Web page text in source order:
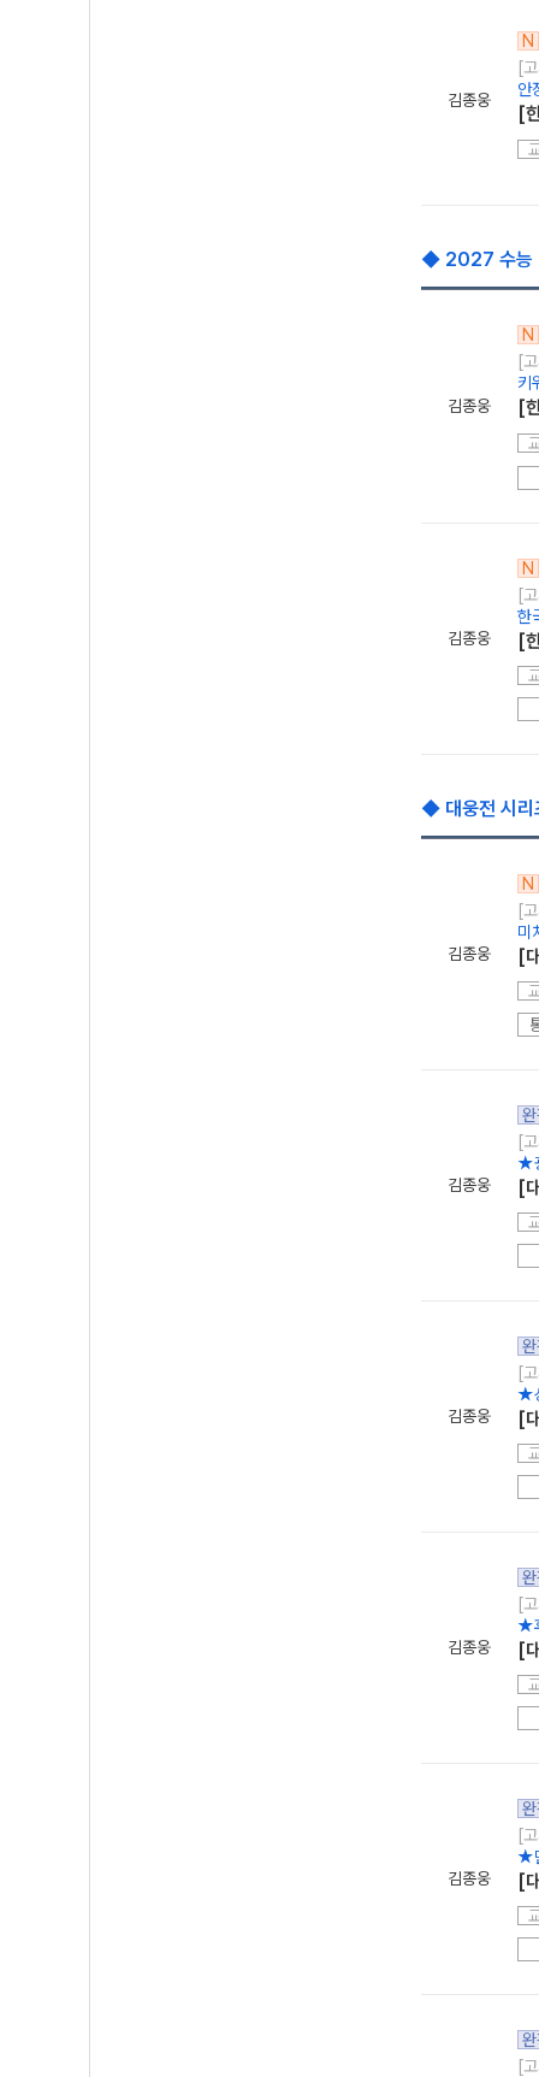
김종웅
N
[
안
[
◆ 2027 수능
김종웅
N
[
키
[
김종웅
N
[
한
[
◆ 대웅전 시
김종웅
N
[
미
[
김종웅
[
★
[
김종웅
[
★
[
김종웅
[
★
[
김종웅
[
★
[
[